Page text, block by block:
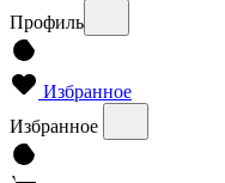
Профиль
Избранное
Избранное